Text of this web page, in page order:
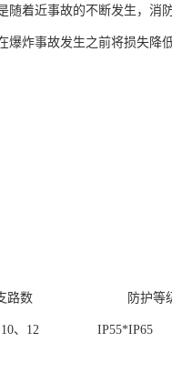
着近事故的不断发生，消
炸事故发生之前将损失降
志 支路数 防护等
、12 IP55*IP65